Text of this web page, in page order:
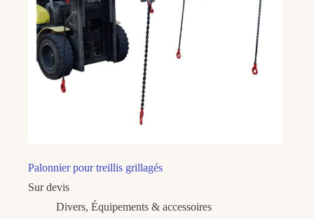
Palonnier pour treillis grillagés
Sur devis
Divers, Équipements & accessoires